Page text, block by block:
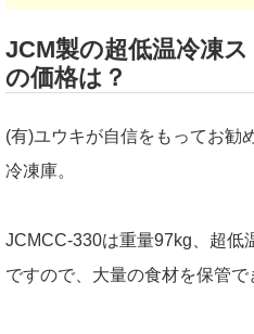
JCM製の超低温冷凍
の価格は？
(有)ユウキが自信をもってお
冷凍庫。
JCMCC-330は重量97kg、超低
ですので、大量の食材を保管で